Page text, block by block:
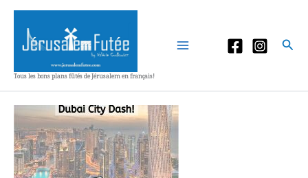
Aller
contenu
Tous les bons plans fûtés de Jérusalem en français!